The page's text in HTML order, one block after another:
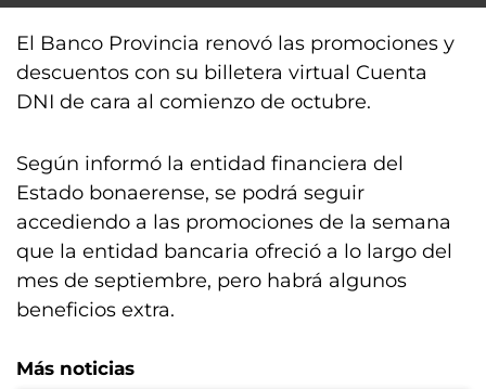
El Banco Provincia renovó las promociones y
descuentos con su billetera virtual Cuenta
DNI de cara al comienzo de octubre.
Según informó la entidad financiera del
Estado bonaerense, se podrá seguir
accediendo a las promociones de la semana
que la entidad bancaria ofreció a lo largo del
mes de septiembre, pero habrá algunos
beneficios extra.
Más noticias